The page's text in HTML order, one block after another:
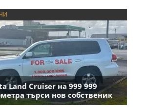
Land Cruiser на 999 999
търси нов собственик